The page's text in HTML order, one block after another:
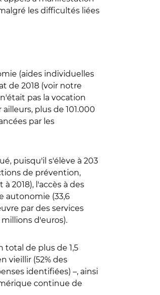
les difficultés liées
(aides individuelles
de 2018 (voir notre
pas la vocation
plus de 101.000
par les
puisqu'il s'élève à 203
de prévention,
2018), l'accès à des
autonomie (33,6
par des services
d'euros).
de plus de 1,5
vieillir (52% des
identifiées) –, ainsi
continue de